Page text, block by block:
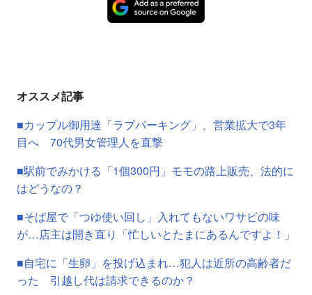
オススメ記事
■カップル御用達「ラブパーキング」、営業拡大で3年
目へ 70代男女管理人を直撃
■駅前でみかける「1個300円」モモの路上販売、法的に
はどうなの？
■そば屋で「つゆ使い回し」入れてもないワサビの味
が…店主は開き直り「忙しいとたまにあるんですよ！」
■自宅に「生卵」を投げ込まれ…犯人は近所の高齢者だ
った 引越し代は請求できるのか？